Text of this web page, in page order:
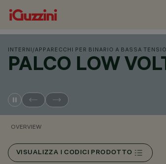
INTERNI /APPARECCHI PER BINARIO A BASSA
PALCO LOW
OVERVIEW
VISUALIZZA I CODICI PRODOTTO